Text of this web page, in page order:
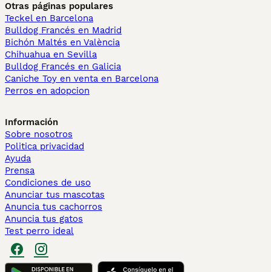
Otras páginas populares
Teckel en Barcelona
Bulldog Francés en Madrid
Bichón Maltés en València
Chihuahua en Sevilla
Bulldog Francés en Galicia
Caniche Toy en venta en Barcelona
Perros en adopcion
Información
Sobre nosotros
Politica privacidad
Ayuda
Prensa
Condiciones de uso
Anunciar tus mascotas
Anuncia tus cachorros
Anuncia tus gatos
Test perro ideal